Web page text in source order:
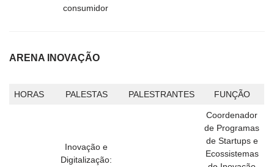
consumidor
ARENA INOVAÇÃO
HORAS PALESTAS PALESTRANTES FUNÇÃO
Inovação e
Digitalização:
Coordenador
de Programas
de Startups e
Ecossistemas